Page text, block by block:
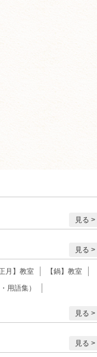
見る
見る
正月】教室
【鍋】教室
用語集）
見る
見る